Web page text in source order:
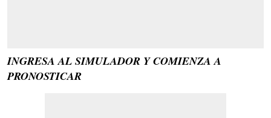
INGRESA AL SIMULADOR Y COMIENZA A
PRONOSTICAR